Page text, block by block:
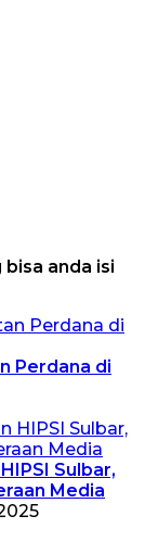
anda isi
Perdana di
Sulbar,
Media